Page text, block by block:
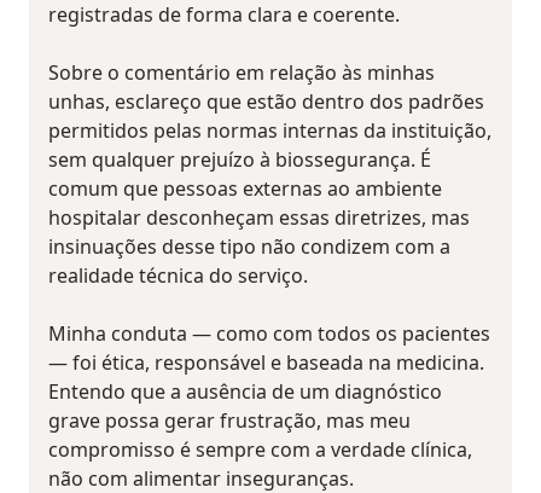
registradas de forma clara e coerente.
Sobre o comentário em relação às minhas
unhas, esclareço que estão dentro dos padrões
permitidos pelas normas internas da instituição,
sem qualquer prejuízo à biossegurança. É
comum que pessoas externas ao ambiente
hospitalar desconheçam essas diretrizes, mas
insinuações desse tipo não condizem com a
realidade técnica do serviço.
Minha conduta — como com todos os pacientes
— foi ética, responsável e baseada na medicina.
Entendo que a ausência de um diagnóstico
grave possa gerar frustração, mas meu
compromisso é sempre com a verdade clínica,
não com alimentar inseguranças.